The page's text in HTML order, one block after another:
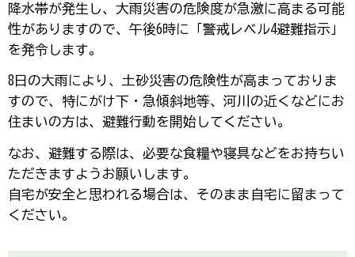
降水帯が発生し、大雨災害の危険度が急激に高まる可能
性がありますので、午後6時に「警戒レベル4避難指示」
を発令します。
8日の大雨により、土砂災害の危険性が高まっておりま
すので、特にがけ下・急傾斜地等、河川の近くなどにお
住まいの方は、避難行動を開始してください。
なお、避難する際は、必要な食糧や寝具などをお持ちい
ただきますようお願いします。
自宅が安全と思われる場合は、そのまま自宅に留まって
ください。